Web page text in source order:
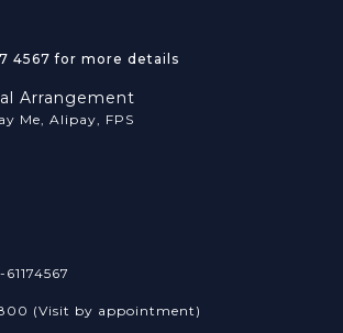
4567 for more details
Arrangement
Me, Alipay, FPS
(Visit by appointment)